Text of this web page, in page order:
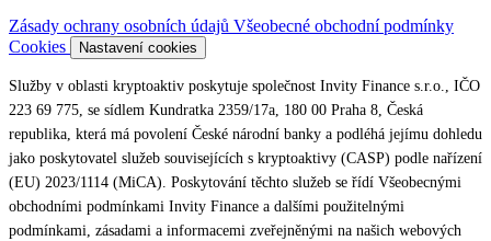
Zásady ochrany osobních údajů Všeobecné obchodní podmínky
Cookies
Nastavení cookies
Služby v oblasti kryptoaktiv poskytuje společnost Invity Finance s.r.o., IČO
223 69 775, se sídlem Kundratka 2359/17a, 180 00 Praha 8, Česká
republika, která má povolení České národní banky a podléhá jejímu dohledu
jako poskytovatel služeb souvisejících s kryptoaktivy (CASP) podle nařízení
(EU) 2023/1114 (MiCA). Poskytování těchto služeb se řídí Všeobecnými
obchodními podmínkami Invity Finance a dalšími použitelnými
podmínkami, zásadami a informacemi zveřejněnými na našich webových